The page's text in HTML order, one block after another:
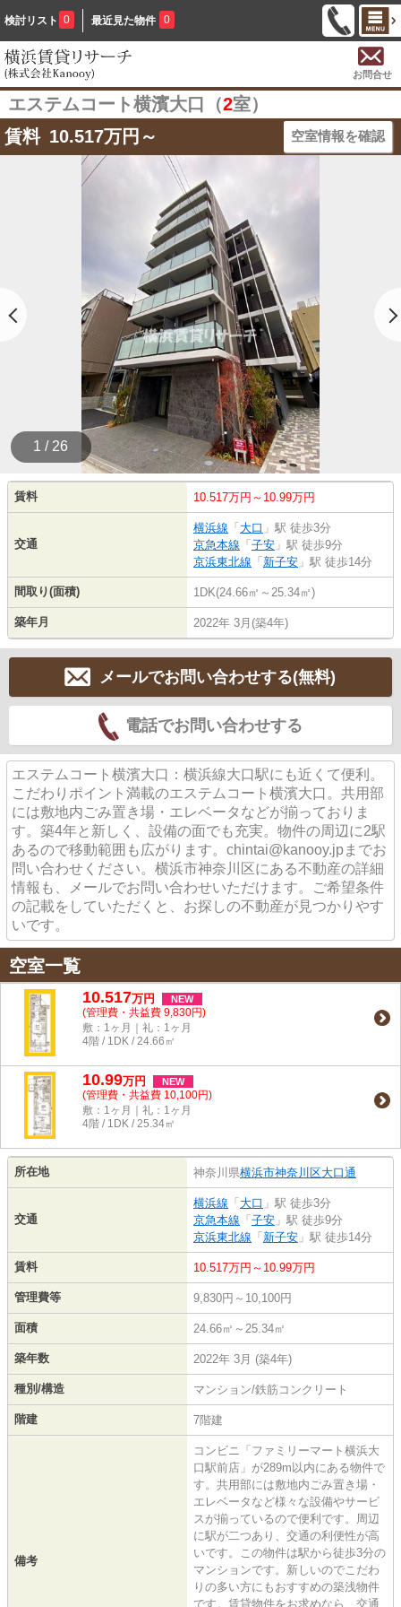
検討リスト 0 最近見た物件 0
お問合せ
エステムコート横濱大口（2室）
賃料 10.517万円～ 空室情報を確認
1 / 26
賃料 10.517万円～10.99万円
交通
横浜線 「 大口 」駅 徒歩3分
京急本線 「 子安 」駅 徒歩9分
京浜東北線 「 新子安 」駅 徒歩14分
間取り(面積) 1DK(24.66㎡～25.34㎡)
築年月 2022年 3月(築4年)
メールでお問い合わせする(無料)
電話でお問い合わせする
エステムコート横濱大口：横浜線大口駅にも近くて便利。
こだわりポイント満載のエステムコート横濱大口。共用部
には敷地内ごみ置き場・エレベータなどが揃っておりま
す。築4年と新しく、設備の面でも充実。物件の周辺に2駅
あるので移動範囲も広がります。chintai@kanooy.jpまでお
問い合わせください。横浜市神奈川区にある不動産の詳細
情報も、メールでお問い合わせいただけます。ご希望条件
の記載をしていただくと、お探しの不動産が見つかりやす
いです。
空室一覧
10.517万円 NEW
(管理費・共益費 9,830円)
敷：1ヶ月｜礼：1ヶ月
4階 / 1DK / 24.66㎡
10.99万円 NEW
(管理費・共益費 10,100円)
敷：1ヶ月｜礼：1ヶ月
4階 / 1DK / 25.34㎡
所在地 神奈川県横浜市神奈川区大口通
交通
横浜線 「 大口 」駅 徒歩3分
京急本線 「 子安 」駅 徒歩9分
京浜東北線 「 新子安 」駅 徒歩14分
賃料 10.517万円～10.99万円
管理費等 9,830円～10,100円
面積 24.66㎡～25.34㎡
築年数 2022年 3月 (築4年)
種別/構造 マンション/鉄筋コンクリート
階建 7階建
備考
コンビニ「ファミリーマート横浜大
口駅前店」が289m以内にある物件で
す。共用部には敷地内ごみ置き場・
エレベータなど様々な設備やサービ
スが揃っているので便利です。周辺
に駅が二つあり、交通の利便性が高
いです。この物件は駅から徒歩3分の
マンションです。新しいのでこだわ
りの多い方にもおすすめの築浅物件
です。賃貸物件をお求めなら、交通